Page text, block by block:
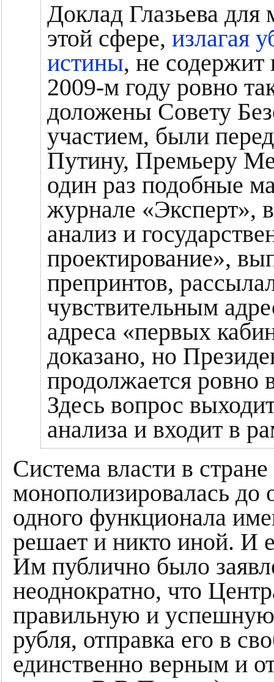
Доклад Глазьева для
этой сфере, излагая
истины, не
2009-м году ровно
доложены Совету
участием, были
Путину, Премьеру
один раз подобные
журнале «Эксперт»,
анализ и
проектирование»,
препринтов,
чувствительным
адреса «первых
доказано, но
продолжается ровно
Здесь вопрос
анализа и входит в
Система власти в стране
монополизировалась до
одного функционала
решает и никто иной. И
Им публично было
неоднократно, что
правильную и успешную
рубля, отправка его в
единственно верным и